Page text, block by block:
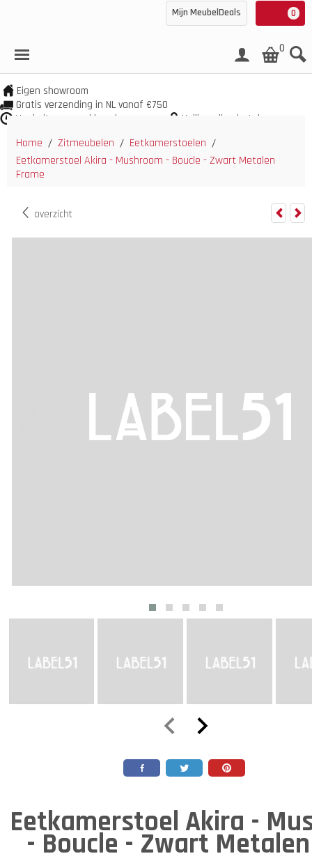
0
Mijn MeubelDeals
0
Eigen showroom
Gratis verzending in NL vanaf €750
Veel uit voorraad leverbaar
Veilig online betalen
Home / Zitmeubelen / Eetkamerstoelen /
Eetkamerstoel Akira - Mushroom - Boucle - Zwart Metalen
Frame
overzicht
Eetkamerstoel Akira -
- Boucle - Zwart